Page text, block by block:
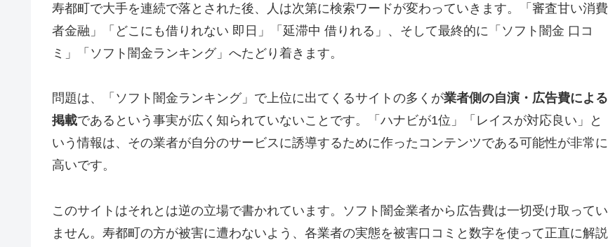
寿都町で大手を連続で落とされた後、人は次第に検索ワードが変わっていきます。「審査甘い消費
者金融」「どこにも借りれない 即日」「延滞中 借りれる」、そして最終的に「ソフト闇金 口コ
ミ」「ソフト闇金ランキング」へたどり着きます。
問題は、「ソフト闇金ランキング」で上位に出てくるサイトの多くが業者側の自演・広告費による
掲載であるという事実が広く知られていないことです。「ハナビが1位」「レイスが対応良い」と
いう情報は、その業者が自分のサービスに誘導するために作ったコンテンツである可能性が非常に
高いです。
このサイトはそれとは逆の立場で書かれています。ソフト闇金業者から広告費は一切受け取ってい
ません。寿都町の方が被害に遭わないよう、各業者の実態を被害口コミと数字を使って正直に解説